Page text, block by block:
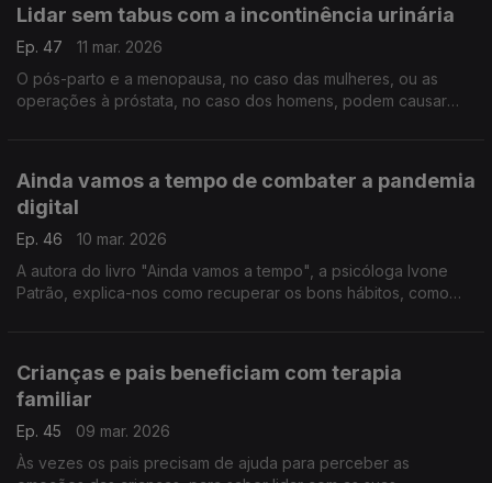
Lidar sem tabus com a incontinência urinária
Ep. 47
11 mar. 2026
O pós-parto e a menopausa, no caso das mulheres, ou as
operações à próstata, no caso dos homens, podem causar
Ainda vamos a tempo de combater a pandemia
digital
Ep. 46
10 mar. 2026
A autora do livro "Ainda vamos a tempo", a psicóloga Ivone
Patrão, explica-nos como recuperar os bons hábitos, como
Crianças e pais beneficiam com terapia
familiar
Ep. 45
09 mar. 2026
Às vezes os pais precisam de ajuda para perceber as